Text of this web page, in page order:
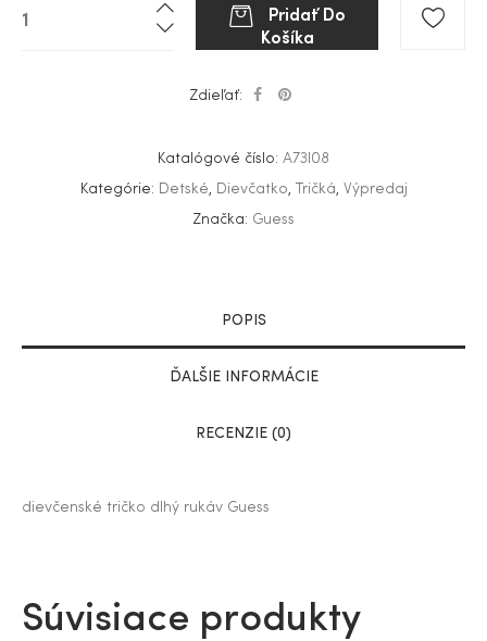
Pridať Do
Košíka
Zdieľať:
Katalógové číslo: A73I08
Kategórie: Detské, Dievčatko, Tričká, Výpredaj
Značka: Guess
POPIS
ĎALŠIE INFORMÁCIE
RECENZIE (0)
dievčenské tričko dlhý rukáv Guess
Súvisiace produkty